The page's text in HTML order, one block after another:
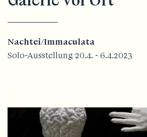
Nachtei/Immaculata
Solo-Ausstellung 20.4. - 6.4.2023